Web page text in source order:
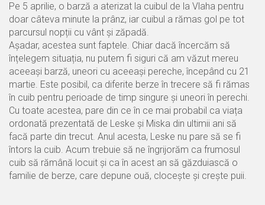
Pe 5 aprilie, o barză a aterizat la cuibul de la Vlaha pentru
doar câteva minute la prânz, iar cuibul a rămas gol pe tot
parcursul nopții cu vânt și zăpadă.
Așadar, acestea sunt faptele. Chiar dacă încercăm să
înțelegem situația, nu putem fi siguri că am văzut mereu
aceeași barză, uneori cu aceeași pereche, începând cu 21
martie. Este posibil, ca diferite berze în trecere să fi rămas
în cuib pentru perioade de timp singure și uneori în perechi.
Cu toate acestea, pare din ce în ce mai probabil ca viața
ordonată prezentată de Leske și Miska din ultimii ani să
facă parte din trecut. Anul acesta, Leske nu pare să se fi
întors la cuib. Acum trebuie să ne îngrijorăm ca frumosul
cuib să rămână locuit și ca în acest an să găzduiască o
familie de berze, care depune ouă, clocește și crește puii.